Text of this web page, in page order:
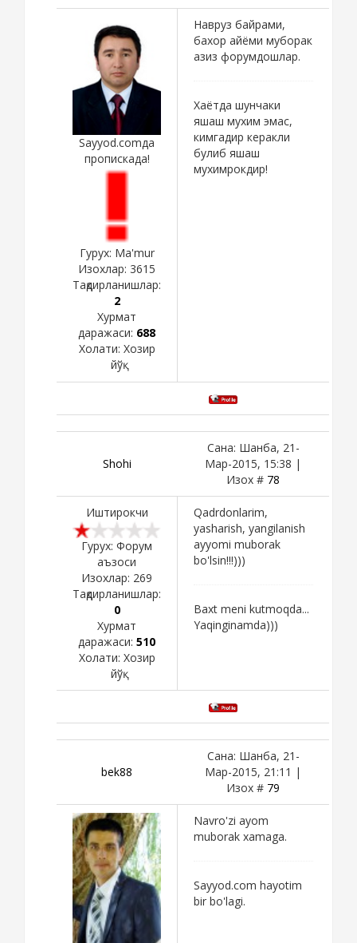
Sayyod.comда
пропискада!
Гурух: Ma'mur
Изохлар: 3615
Тақдирланишлар:
2
Хурмат
даражаси: 688
Холати: Хозир
йўқ
Навруз байрами,
бахор айёми муборак
азиз форумдошлар.
Хаётда шунчаки
яшаш мухим эмас,
кимгадир керакли
булиб яшаш
мухимрокдир!
Shohi
Сана: Шанба, 21-
Мар-2015, 15:38 |
Изох # 78
Иштирокчи
Гурух: Форум
аъзоси
Изохлар: 269
Тақдирланишлар:
0
Хурмат
даражаси: 510
Холати: Хозир
йўқ
Qadrdonlarim,
yasharish, yangilanish
ayyomi muborak
bo'lsin!!!)))
Baxt meni kutmoqda...
Yaqinginamda)))
bek88
Сана: Шанба, 21-
Мар-2015, 21:11 |
Изох # 79
Navro'zi ayom
muborak xamaga.
Sayyod.com hayotim
bir bo'lagi.